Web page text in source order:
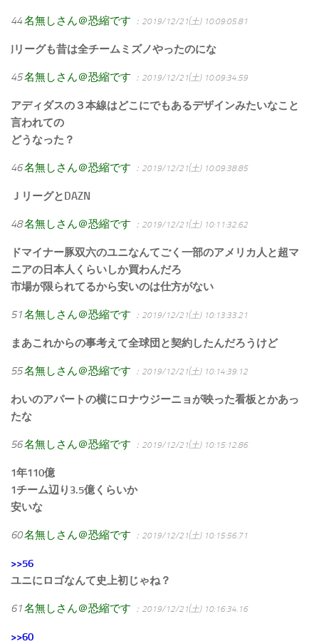
44名無しさん＠恐縮です ：2019/12/21(土) 10:09:05.81
Jリーグも昔は全チームミズノやったのにな
45名無しさん＠恐縮です ：2019/12/21(土) 10:09:34.59
アディダスの３本線はどこにでもあるデザインみたいなこと
言われての
どうなった？
46名無しさん＠恐縮です ：2019/12/21(土) 10:09:38.85
ＪリーグとDAZN
48名無しさん＠恐縮です ：2019/12/21(土) 10:11:32.62
ドマイナー豚双六のユニなんてごく一部のアメリカ人と超マ
ニアの日本人くらいしか買わんだろ
市場が限られてるから安いのは仕方がない
51名無しさん＠恐縮です ：2019/12/21(土) 10:13:33.21
まあこれからの事考えて全球団と契約したんだろうけど
55名無しさん＠恐縮です ：2019/12/21(土) 10:14:39.12
わいのアパートの横にロナウジーニョが映った看板とかあっ
たな
56名無しさん＠恐縮です ：2019/12/21(土) 10:15:12.86
1年110億
1チーム辺り3.5億くらいか
安いな
60名無しさん＠恐縮です ：2019/12/21(土) 10:15:56.71
>>56
ユニにロゴなんて史上初じゃね？
61名無しさん＠恐縮です ：2019/12/21(土) 10:16:34.16
>>60